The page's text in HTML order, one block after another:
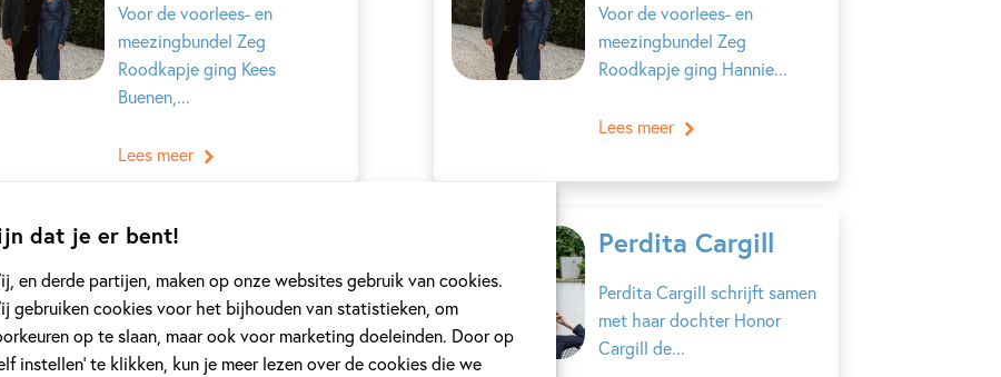
dat je er bent!
en derde partijen, maken op onze websites gebruik van cookies.
gebruiken cookies voor het bijhouden van statistieken, om
op te slaan, maar ook voor marketing doeleinden. Door op
instellen’ te klikken, kun je meer lezen over de cookies die we
Voor de voorlees- en
meezingbundel Zeg
Roodkapje ging Kees
Buenen,...
Lees meer
Voor de voorlees- en
meezingbundel Zeg
Roodkapje ging Hannie...
Lees meer
Honor Cargill
Honor Cargill schrijft samen
met haar moeder Perdita
Cargill de serie...
Perdita Cargill
Perdita Cargill schrijft samen
met haar dochter Honor
Cargill de...